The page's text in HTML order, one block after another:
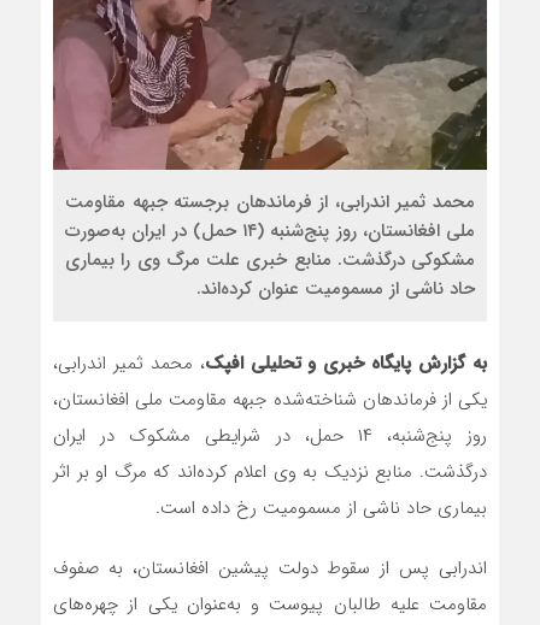
محمد ثمیر اندرابی، از فرماندهان برجسته جبهه مقاومت
ملی افغانستان، روز پنج‌شنبه (۱۴ حمل) در ایران به‌صورت
مشکوکی درگذشت. منابع خبری علت مرگ وی را بیماری
حاد ناشی از مسمومیت عنوان کرده‌اند.
به گزارش پایگاه خبری و تحلیلی افپک، محمد ثمیر اندرابی،
یکی از فرماندهان شناخته‌شده جبهه مقاومت ملی افغانستان،
روز پنج‌شنبه، ۱۴ حمل، در شرایطی مشکوک در ایران
درگذشت. منابع نزدیک به وی اعلام کرده‌اند که مرگ او بر اثر
بیماری حاد ناشی از مسمومیت رخ داده است.
اندرابی پس از سقوط دولت پیشین افغانستان، به صفوف
مقاومت علیه طالبان پیوست و به‌عنوان یکی از چهره‌های